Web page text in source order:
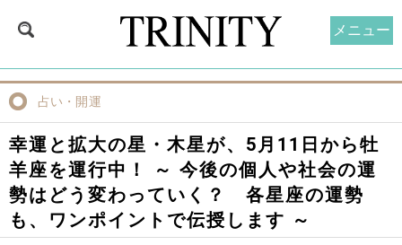
占い・開運
幸運と拡大の星・木星が、5月11日から牡
羊座を運行中！ ～ 今後の個人や社会の運
勢はどう変わっていく？ 各星座の運勢
も、ワンポイントで伝授します ～
メニュー